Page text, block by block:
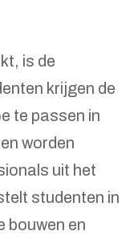
is de
krijgen de
te passen in
worden
uit het
studenten in
bouwen en